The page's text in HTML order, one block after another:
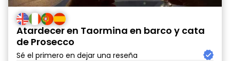
Atardecer en Taormina en barco y cata
de Prosecco
Sé el primero en dejar una reseña